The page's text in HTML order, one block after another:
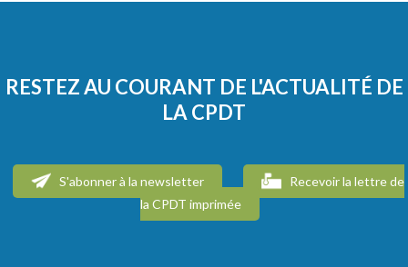
RESTEZ AU COURANT DE L'ACTUALITÉ DE
LA CPDT
S'abonner à la newsletter
Recevoir la lettre de
la CPDT imprimée